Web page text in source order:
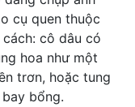
cụ quen thuộc
cô dâu có
hoa như một
trơn, hoặc tung
bổng.